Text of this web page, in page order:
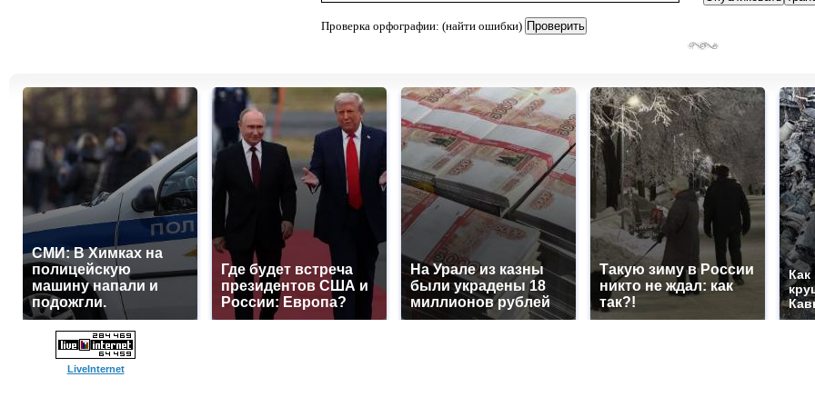
Проверка орфографии: (найти ошибки)
СМИ: В Химках на
полицейскую
машину напали и
подожгли.
Где будет встреча
президентов США и
России: Европа?
На Урале из казны
были украдены 18
миллионов рублей
Такую зиму в России
никто не ждал: как
так?!
Как
LiveInternet